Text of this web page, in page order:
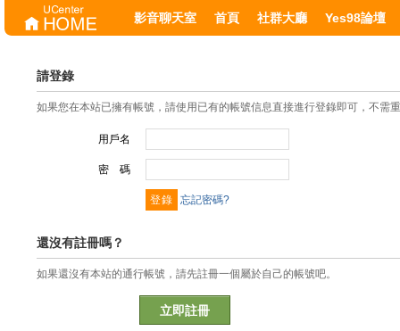
影音聊天室 首頁 社群大廳 Yes98論壇
請登錄
如果您在本站已擁有帳號，請使用已有的帳號信息直接進行登錄即可，不需
用戶名
密 碼
忘記密碼?
還沒有註冊嗎？
如果還沒有本站的通行帳號，請先註冊一個屬於自己的帳號吧。
立即註冊